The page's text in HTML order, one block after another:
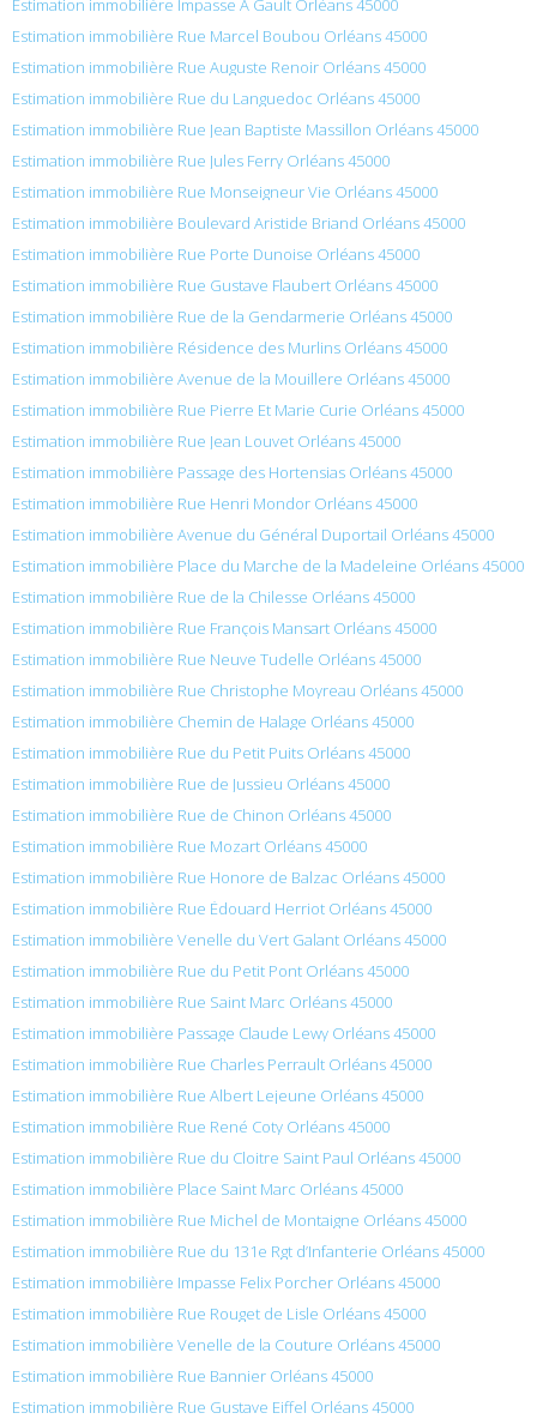
Estimation immobilière Impasse A Gault Orléans 45000
Estimation immobilière Rue Marcel Boubou Orléans 45000
Estimation immobilière Rue Auguste Renoir Orléans 45000
Estimation immobilière Rue du Languedoc Orléans 45000
Estimation immobilière Rue Jean Baptiste Massillon Orléans 45000
Estimation immobilière Rue Jules Ferry Orléans 45000
Estimation immobilière Rue Monseigneur Vie Orléans 45000
Estimation immobilière Boulevard Aristide Briand Orléans 45000
Estimation immobilière Rue Porte Dunoise Orléans 45000
Estimation immobilière Rue Gustave Flaubert Orléans 45000
Estimation immobilière Rue de la Gendarmerie Orléans 45000
Estimation immobilière Résidence des Murlins Orléans 45000
Estimation immobilière Avenue de la Mouillere Orléans 45000
Estimation immobilière Rue Pierre Et Marie Curie Orléans 45000
Estimation immobilière Rue Jean Louvet Orléans 45000
Estimation immobilière Passage des Hortensias Orléans 45000
Estimation immobilière Rue Henri Mondor Orléans 45000
Estimation immobilière Avenue du Général Duportail Orléans 45000
Estimation immobilière Place du Marche de la Madeleine Orléans 45000
Estimation immobilière Rue de la Chilesse Orléans 45000
Estimation immobilière Rue François Mansart Orléans 45000
Estimation immobilière Rue Neuve Tudelle Orléans 45000
Estimation immobilière Rue Christophe Moyreau Orléans 45000
Estimation immobilière Chemin de Halage Orléans 45000
Estimation immobilière Rue du Petit Puits Orléans 45000
Estimation immobilière Rue de Jussieu Orléans 45000
Estimation immobilière Rue de Chinon Orléans 45000
Estimation immobilière Rue Mozart Orléans 45000
Estimation immobilière Rue Honore de Balzac Orléans 45000
Estimation immobilière Rue Édouard Herriot Orléans 45000
Estimation immobilière Venelle du Vert Galant Orléans 45000
Estimation immobilière Rue du Petit Pont Orléans 45000
Estimation immobilière Rue Saint Marc Orléans 45000
Estimation immobilière Passage Claude Lewy Orléans 45000
Estimation immobilière Rue Charles Perrault Orléans 45000
Estimation immobilière Rue Albert Lejeune Orléans 45000
Estimation immobilière Rue René Coty Orléans 45000
Estimation immobilière Rue du Cloitre Saint Paul Orléans 45000
Estimation immobilière Place Saint Marc Orléans 45000
Estimation immobilière Rue Michel de Montaigne Orléans 45000
Estimation immobilière Rue du 131e Rgt d’Infanterie Orléans 45000
Estimation immobilière Impasse Felix Porcher Orléans 45000
Estimation immobilière Rue Rouget de Lisle Orléans 45000
Estimation immobilière Venelle de la Couture Orléans 45000
Estimation immobilière Rue Bannier Orléans 45000
Estimation immobilière Rue Gustave Eiffel Orléans 45000